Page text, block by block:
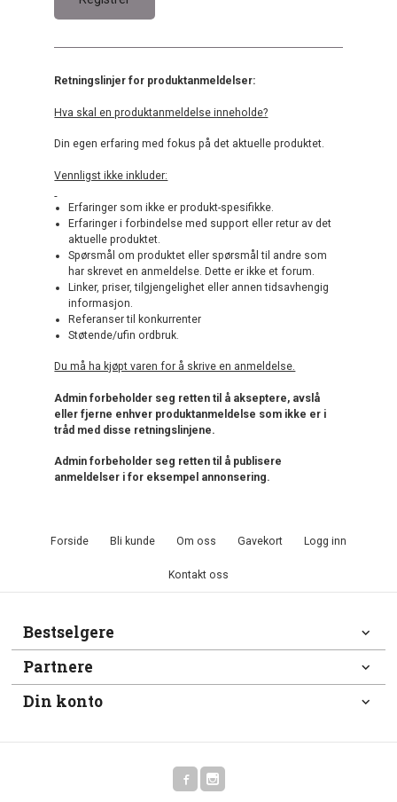
Retningslinjer for produktanmeldelser:
Hva skal en produktanmeldelse inneholde?
Din egen erfaring med fokus på det aktuelle produktet.
Vennligst ikke inkluder:
Erfaringer som ikke er produkt-spesifikke.
Erfaringer i forbindelse med support eller retur av det
aktuelle produktet.
Spørsmål om produktet eller spørsmål til andre som
har skrevet en anmeldelse. Dette er ikke et forum.
Linker, priser, tilgjengelighet eller annen tidsavhengig
informasjon.
Referanser til konkurrenter
Støtende/ufin ordbruk.
Du må ha kjøpt varen for å skrive en anmeldelse.
Admin forbeholder seg retten til å akseptere, avslå
eller fjerne enhver produktanmeldelse som ikke er i
tråd med disse retningslinjene.
Admin forbeholder seg retten til å publisere
anmeldelser i for eksempel annonsering.
Forside Bli kunde Om oss Gavekort Logg inn
Kontakt oss
Bestselgere
Partnere
Din konto